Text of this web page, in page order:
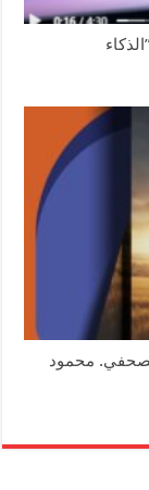
محمود